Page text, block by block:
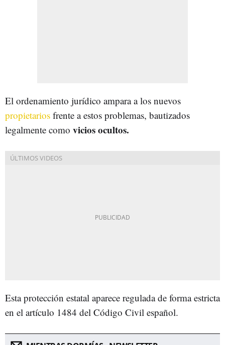
El ordenamiento jurídico ampara a los nuevos
propietarios frente a estos problemas, bautizados
legalmente como vicios ocultos.
Esta protección estatal aparece regulada de forma estricta
en el artículo 1484 del Código Civil español.